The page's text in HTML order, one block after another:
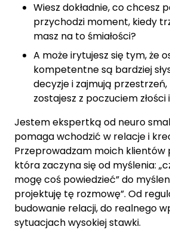
Wiesz dokładnie, co chcesz
przychodzi moment, kiedy
masz na to śmiałości?
A może irytujesz się tym, że
kompetentne są bardziej
decyzje i zajmują
zostajesz z poczuciem złości
Jestem ekspertką od neuro
pomaga wchodzić w relacje i
Przeprowadzam moich klientów
która zaczyna się od myślenia:
mogę coś powiedzieć” do
projektuję tę rozmowę”. Od
budowanie relacji, do realnego
sytuacjach wysokiej stawki.